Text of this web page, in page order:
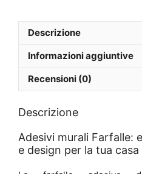
Descrizione
Informazioni aggiuntive
Recensioni (0)
Descrizione
Adesivi murali Farfalle:
e design per la tua casa